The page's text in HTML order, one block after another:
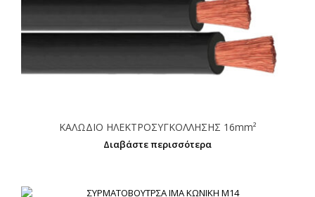
ΚΑΛΩΔΙΟ ΗΛΕΚΤΡΟΣΥΓΚΟΛΛΗΣΗΣ 16mm²
Διαβάστε περισσότερα